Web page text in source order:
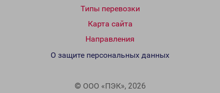
Типы перевозки
Карта сайта
Направления
© ООО «ПЭК», 2026
О защите персональных данных